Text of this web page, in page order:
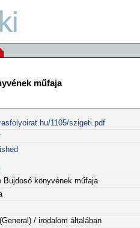
műfaja
1105/szigeti.pdf
Bujdosó könyvének műfaja
/ irodalom általában